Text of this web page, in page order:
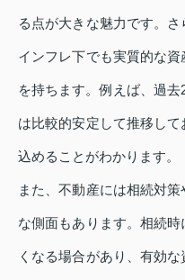
る点が大きな魅力です。さ
インフレ下でも実質的な
を持ちます。例えば、過
は比較的安定して推移し
込めることがわかります。
また、不動産には相続対
な側面もあります。相続
くなる場合があり、有効